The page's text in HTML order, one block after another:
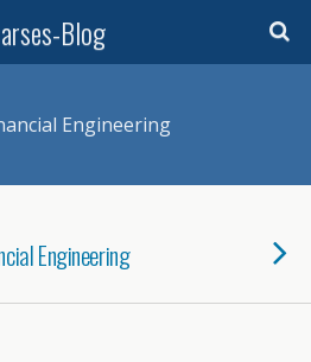
Blog
Engineering
Engineering